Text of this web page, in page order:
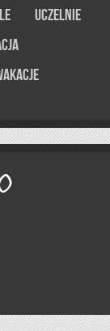
Uczelnie